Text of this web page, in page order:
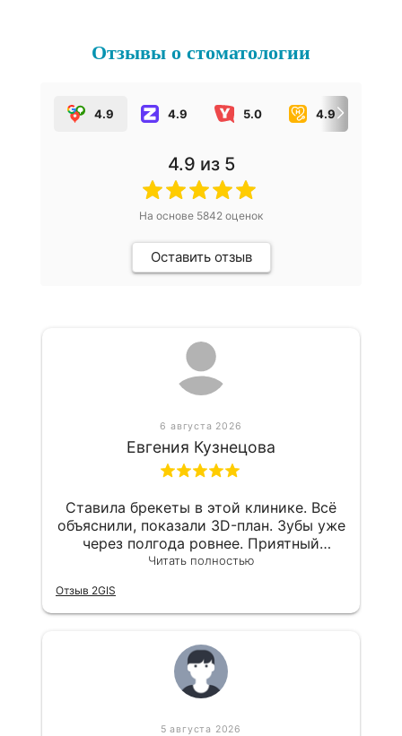
Отзывы о стоматологии
4.9 4.9 5.0 4.9
4.9 из 5
На основе 5842 оценок
Оставить отзыв
6 августа 2026
Евгения Кузнецова
Ставила брекеты в этой клинике. Всё
объяснили, показали 3D-план. Зубы уже
через полгода ровнее. Приятный
персонал, без очередей. Рекомендую
Читать полностью
Отзыв 2GIS
5 августа 2026